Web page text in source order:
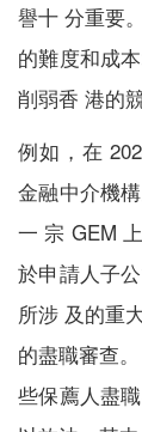
譽十 分重要
的難度和成
削弱香 港的
例如，在
金融中介機
一 宗 GEM
於申請人子
所涉 及的重
的盡職審查
些保薦人盡